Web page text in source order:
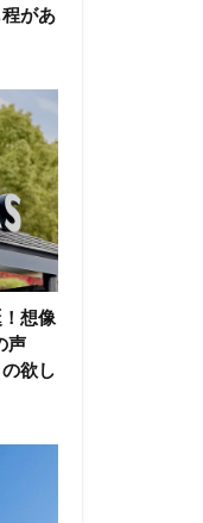
があ
想像
声
欲し